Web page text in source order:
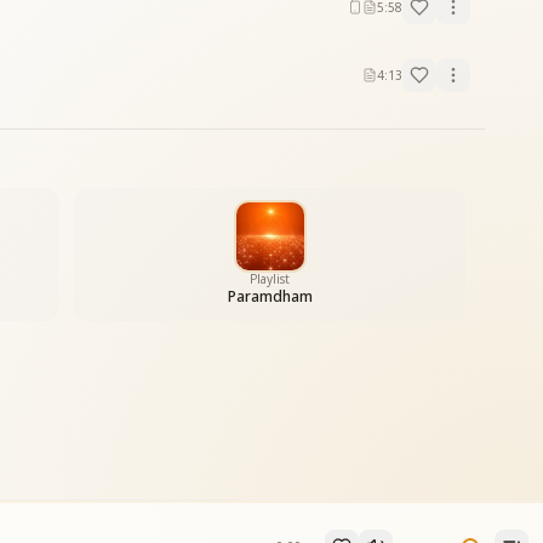
5:58
4:13
Playlist
Paramdham